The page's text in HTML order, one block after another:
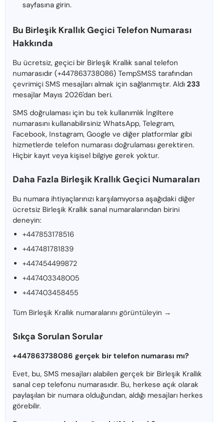
sayfasına girin.
Bu Birleşik Krallık Geçici Telefon Numarası
Hakkında
Bu ücretsiz, geçici bir Birleşik Krallık sanal telefon
numarasıdır (+447863738086) TempSMSS tarafından
çevrimiçi SMS mesajları almak için sağlanmıştır. Aldı 233
mesajlar Mayıs 2026'dan beri.
SMS doğrulaması için bu tek kullanımlık İngiltere
numarasını kullanabilirsiniz WhatsApp, Telegram,
Facebook, Instagram, Google ve diğer platformlar gibi
hizmetlerde telefon numarası doğrulaması gerektiren.
Hiçbir kayıt veya kişisel bilgiye gerek yoktur.
Daha Fazla Birleşik Krallık Geçici Numaraları
Bu numara ihtiyaçlarınızı karşılamıyorsa aşağıdaki diğer
ücretsiz Birleşik Krallık sanal numaralarından birini
deneyin:
+447853178516
+447481781839
+447454499872
+447403348005
+447403458455
Tüm Birleşik Krallık numaralarını görüntüleyin →
Sıkça Sorulan Sorular
+447863738086 gerçek bir telefon numarası mı?
Evet, bu, SMS mesajları alabilen gerçek bir Birleşik Krallık
sanal cep telefonu numarasıdır. Bu, herkese açık olarak
paylaşılan bir numara olduğundan, aldığı mesajları herkes
görebilir.